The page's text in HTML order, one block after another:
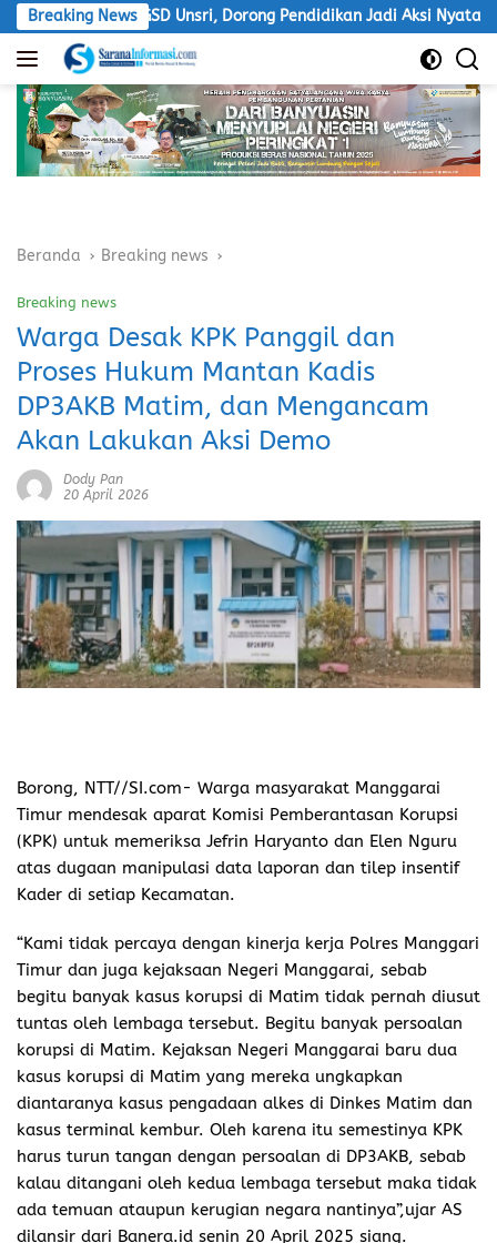
Langsung
ke
konten
Breaking News
PGSD Unsri, Dorong Pendidikan Jadi Aksi Nyata
Beranda Breaking news
Breaking news
Warga Desak KPK Panggil dan
Proses Hukum Mantan Kadis
DP3AKB Matim, dan Mengancam
Akan Lakukan Aksi Demo
Dody Pan
20 April 2026
Borong, NTT//SI.com- Warga masyarakat Manggarai
Timur mendesak aparat Komisi Pemberantasan Korupsi
(KPK) untuk memeriksa Jefrin Haryanto dan Elen Nguru
atas dugaan manipulasi data laporan dan tilep insentif
Kader di setiap Kecamatan.
“Kami tidak percaya dengan kinerja kerja Polres Manggari
Timur dan juga kejaksaan Negeri Manggarai, sebab
begitu banyak kasus korupsi di Matim tidak pernah diusut
tuntas oleh lembaga tersebut. Begitu banyak persoalan
korupsi di Matim. Kejaksan Negeri Manggarai baru dua
kasus korupsi di Matim yang mereka ungkapkan
diantaranya kasus pengadaan alkes di Dinkes Matim dan
kasus terminal kembur. Oleh karena itu semestinya KPK
harus turun tangan dengan persoalan di DP3AKB, sebab
kalau ditangani oleh kedua lembaga tersebut maka tidak
ada temuan ataupun kerugian negara nantinya”,ujar AS
dilansir dari Banera.id senin 20 April 2025 siang.